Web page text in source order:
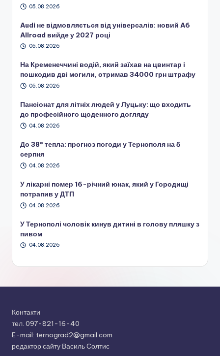
05.08.2026
Audi не відмовляється від універсалів: новий A6
Allroad вийде у 2027 році
05.08.2026
На Кременеччині водій, який заїхав на цвинтар і
пошкодив дві могили, отримав 34000 грн штрафу
05.08.2026
Пансіонат для літніх людей у Луцьку: що входить
до професійного щоденного догляду
04.08.2026
До 38° тепла: прогноз погоди у Тернополя на 5
серпня
04.08.2026
У лікарні помер 16-річний юнак, який у Городищі
потрапив у ДТП
04.08.2026
У Тернополі чоловік кинув дитині в голову пляшку з
пивом
04.08.2026
Контакти
тел. 097-821-16-40
E-mail: ternograd2@gmail.com
редактор сайту Василь Солтис